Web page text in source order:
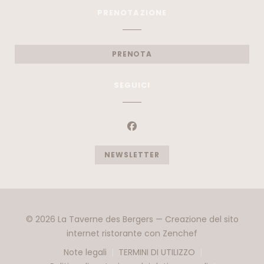
PRENOTA
Facebook ((apre una
NEWSLETTER
© 2026 La Taverne des Bergers — Creazione del sito
internet ristorante con Zenchef
Note legali
((apre una nuova finestra))
TERMINI DI UTILIZZO
((apre una nuova